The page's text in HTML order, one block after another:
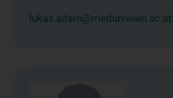
lukas.adam@meduniwien.ac.at